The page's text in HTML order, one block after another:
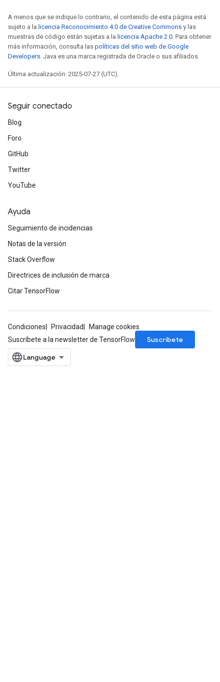
A menos que se indique lo contrario, el contenido de esta página está
sujeto a la licencia Reconocimiento 4.0 de Creative Commons y las
muestras de código están sujetas a la licencia Apache 2.0. Para obtener
más información, consulta las políticas del sitio web de Google
Developers. Java es una marca registrada de Oracle o sus afiliados.
Última actualización: 2025-07-27 (UTC).
Seguir conectado
Blog
Foro
GitHub
Twitter
YouTube
Ayuda
Seguimiento de incidencias
Notas de la versión
Stack Overflow
Directrices de inclusión de marca
Citar TensorFlow
Condiciones Privacidad
Manage cookies
Suscríbete a la newsletter de TensorFlow
Suscríbete